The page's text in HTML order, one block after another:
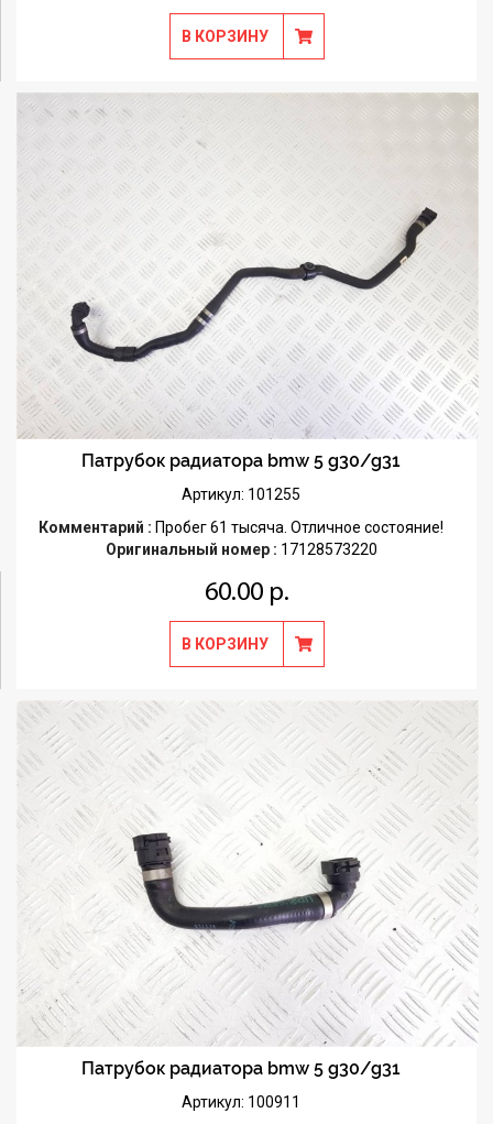
В КОРЗИНУ
Патрубок радиатора bmw 5 g30/g31
Артикул: 101255
Комментарий : Пробег 61 тысяча. Отличное состояние!
Оригинальный номер : 17128573220
60.00 р.
В КОРЗИНУ
Патрубок радиатора bmw 5 g30/g31
Артикул: 100911